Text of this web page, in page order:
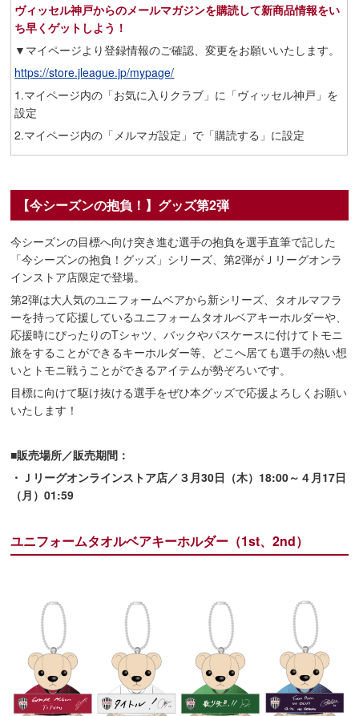
ヴィッセル神戸からのメールマガジンを購読して新商品情報をい
ち早くゲットしよう！
▼マイページより登録情報のご確認、変更をお願いいたします。
https://store.jleague.jp/mypage/
1.マイページ内の「お気に入りクラブ」に「ヴィッセル神戸」を
設定
2.マイページ内の「メルマガ設定」で「購読する」に設定
【今シーズンの抱負！】グッズ第2弾
今シーズンの目標へ向け突き進む選手の抱負を選手直筆で記した
「今シーズンの抱負！グッズ」シリーズ、第2弾がＪリーグオンラ
インストア店限定で登場。
第2弾は大人気のユニフォームベアから新シリーズ、タオルマフラ
ーを持って応援しているユニフォームタオルベアキーホルダーや、
応援時にぴったりのTシャツ、バックやパスケースに付けてトモニ
旅をすることができるキーホルダー等、どこへ居ても選手の熱い想
いとトモニ戦うことができるアイテムが勢ぞろいです。
目標に向けて駆け抜ける選手をぜひ本グッズで応援よろしくお願い
いたします！
■販売場所／販売期間：
・Ｊリーグオンラインストア店／３月30日（木）18:00～４月17日
（月）01:59
ユニフォームタオルベアキーホルダー（1st、2nd）